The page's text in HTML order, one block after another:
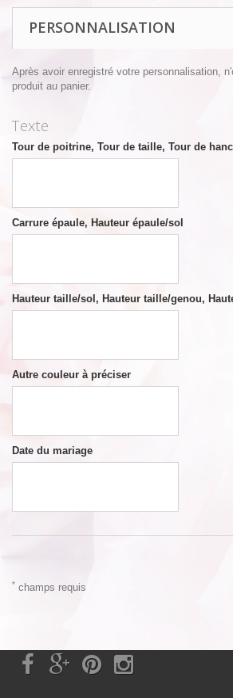
PERSONNALISATION
Après avoir enregistré votre personnalisation,
produit au panier.
Texte
Tour de poitrine, Tour de taille, Tour de
Carrure épaule, Hauteur épaule/sol
Hauteur taille/sol, Hauteur taille/genou,
Autre couleur à préciser
Date du mariage
* champs requis